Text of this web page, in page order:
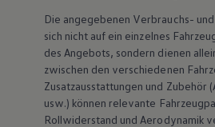
Die angegebenen Verbrauchs-
sich nicht auf ein einzelnes
des Angebots, sondern dienen
zwischen den verschiedenen
Zusatzausstattungen und Zubehör
usw.) können relevante
Rollwiderstand und Aerodynamik